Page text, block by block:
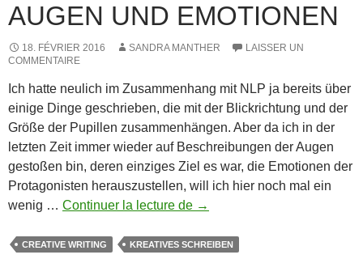
AUGEN UND EMOTIONEN
18. FÉVRIER 2016 SANDRA MANTHER
LAISSER UN
COMMENTAIRE
Ich hatte neulich im Zusammenhang mit NLP ja bereits über
einige Dinge geschrieben, die mit der Blickrichtung und der
Größe der Pupillen zusammenhängen. Aber da ich in der
letzten Zeit immer wieder auf Beschreibungen der Augen
gestoßen bin, deren einziges Ziel es war, die Emotionen der
Protagonisten herauszustellen, will ich hier noch mal ein
wenig … Continuer la lecture de Augen
Emotionen
→
CREATIVE WRITING KREATIVES SCHREIBEN